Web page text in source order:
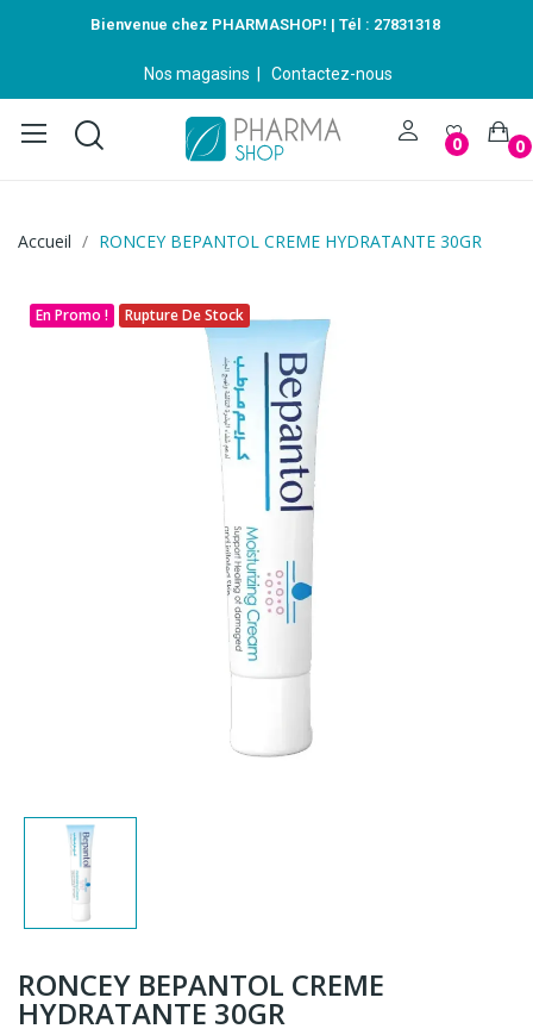
Bienvenue chez PHARMASHOP! | Tél : 27831318
Nos magasins Contactez-nous
0 0
Accueil RONCEY BEPANTOL CREME HYDRATANTE 30GR
En Promo ! Rupture De Stock
RONCEY BEPANTOL CREME
HYDRATANTE 30GR